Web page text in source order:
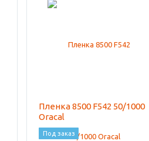
Пленка 8500 F542 50/1000
Oracal
Под заказ